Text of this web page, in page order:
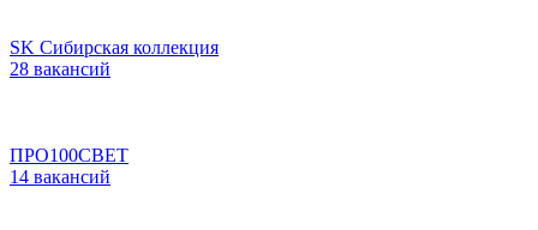
SK Сибирская коллекция
28 вакансий
ПРО100СВЕТ
14 вакансий